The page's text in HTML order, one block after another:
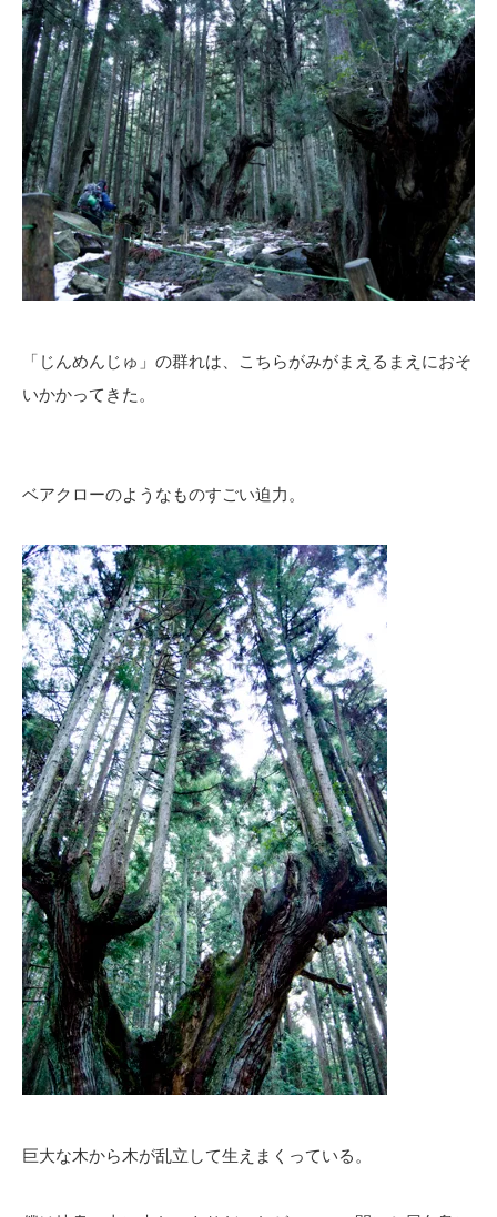
「じんめんじゅ」の群れは、こちらがみがまえるまえにおそ
いかかってきた。
ベアクローのようなものすごい迫力。
巨大な木から木が乱立して生えまくっている。